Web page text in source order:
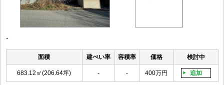
-
面積 建ぺい率 容積率 価格 検討中
683.12㎡(206.64坪) - - 400万円 追加